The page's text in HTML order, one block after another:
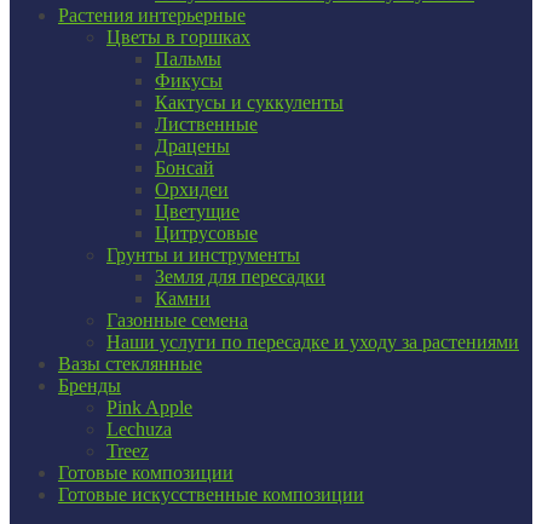
Растения интерьерные
Цветы в горшках
Пальмы
Фикусы
Кактусы и суккуленты
Лиственные
Драцены
Бонсай
Орхидеи
Цветущие
Цитрусовые
Грунты и инструменты
Земля для пересадки
Камни
Газонные семена
Наши услуги по пересадке и уходу за растениями
Вазы стеклянные
Бренды
Pink Apple
Lechuza
Treez
Готовые композиции
Готовые искусственные композиции